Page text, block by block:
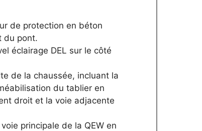
de protection en béton
du pont.
éclairage DEL sur le côté
de la chaussée, incluant la
du tablier en
droit et la voie adjacente
principale de la QEW en